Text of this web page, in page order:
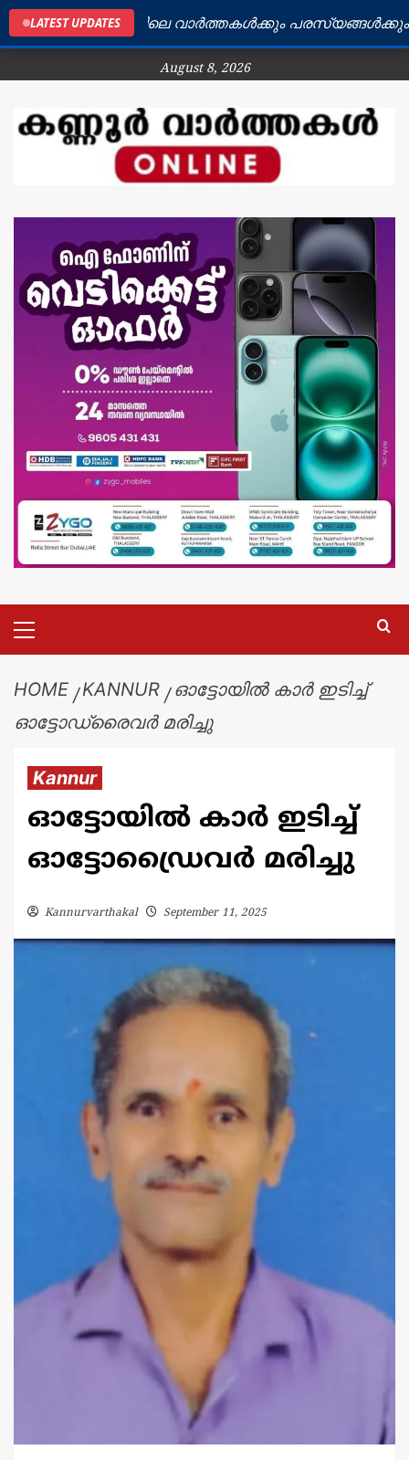
LATEST UPDATES
കണ്ണൂർ ജില്ലയിലെ വാർത്തകൾക്കും പരസ്യങ്ങൾക്കും
August 8, 2026
HOME KANNUR
ഓട്ടോയിൽ കാർ ഇടിച്ച്
ഓട്ടോഡ്രൈവർ മരിച്ചു
Kannur
ഓട്ടോയിൽ കാർ ഇടിച്ച്
ഓട്ടോഡ്രൈവർ മരിച്ചു
Kannurvarthakal September 11, 2025